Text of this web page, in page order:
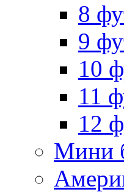
8
9
10
11
12
Мини